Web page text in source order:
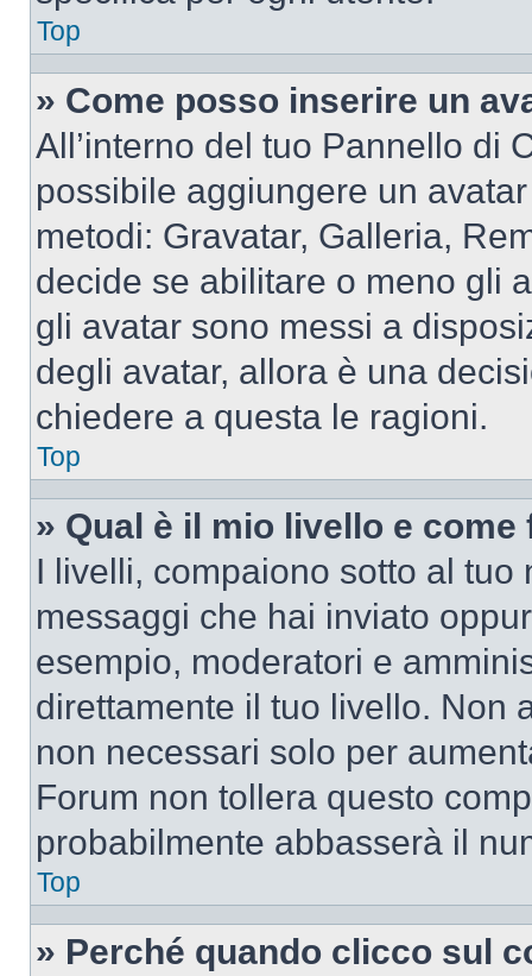
Top
» Come posso inserire un
All’interno del tuo Pannello di
possibile aggiungere un
metodi: Gravatar, Galleria,
decide se abilitare o meno gli
gli avatar sono messi a
degli avatar, allora è una
chiedere a questa le ragioni.
Top
» Qual è il mio livello e
I livelli, compaiono sotto al
messaggi che hai inviato
esempio, moderatori e
direttamente il tuo livello. Non
non necessari solo per
Forum non tollera questo
probabilmente abbasserà il
Top
» Perché quando clicco sul